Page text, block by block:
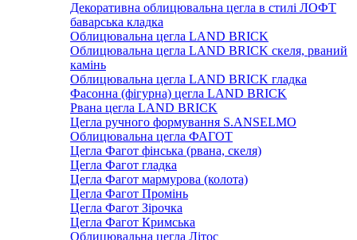
Декоративна облицювальна цегла в стилі ЛОФТ
баварська кладка
Облицювальна цегла LAND BRICK
Облицювальна цегла LAND BRICK скеля, рваний
камінь
Облицювальна цегла LAND BRICK гладка
Фасонна (фігурна) цегла LAND BRICK
Рвана цегла LAND BRICK
Цегла ручного формування S.ANSELMO
Облицювальна цегла ФАГОТ
Цегла Фагот фінська (рвана, скеля)
Цегла Фагот гладка
Цегла Фагот мармурова (колота)
Цегла Фагот Промінь
Цегла Фагот Зірочка
Цегла Фагот Кримська
Облицювальна цегла Літос